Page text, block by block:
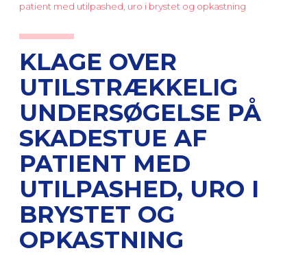
patient med utilpashed, uro i brystet og opkastning
KLAGE OVER
UTILSTRÆKKELIG
UNDERSØGELSE PÅ
SKADESTUE AF
PATIENT MED
UTILPASHED, URO I
BRYSTET OG
OPKASTNING